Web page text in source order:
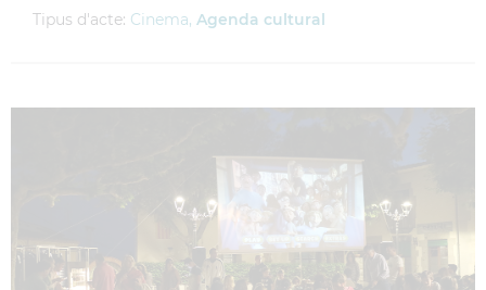
Tipus d'acte: Cinema, Agenda cultural